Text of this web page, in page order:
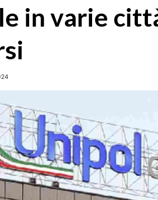
in varie